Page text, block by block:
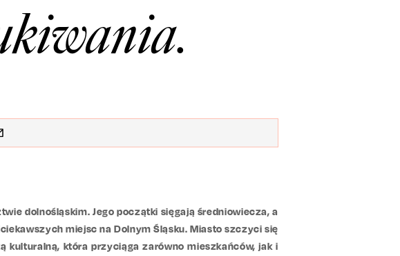
dolnośląskim. Jego początki sięgają średniowiecza, a
miejsc na Dolnym Śląsku. Miasto szczyci się
która przyciąga zarówno mieszkańców, jak i